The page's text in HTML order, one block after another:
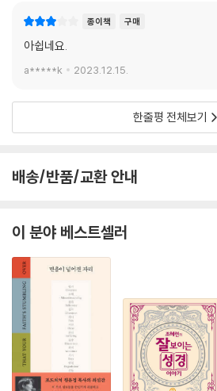
종이책 구매
아쉽네요.
a*****k 2023.12.15.
한줄평 전체보기
배송/반품/교환 안내
이 분야 베스트셀러